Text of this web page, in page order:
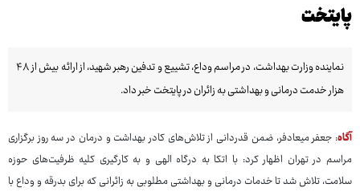
پایتخت
نماینده وزارت بهداشت، در مراسم وداع، تشییع و تدفین رهبر شهید، از ارائه بیش از ۴۸
هزار خدمت درمانی و بهداشتی به زائران در پایتخت خبر داد.
آگاه: جعفر میعادفر، ضمن قدردانی از تلاش‌های کادر بهداشت و درمان در سه روز برگزاری
مراسم در تهران اظهار کرد: با اتکا به درگاه الهی و به کارگیری کلیه ظرفیت‌های حوزه
سلامت، تلاش شد تا خدمات درمانی و بهداشتی مطلوبی به زائرانی که برای بدرقه و وداع با